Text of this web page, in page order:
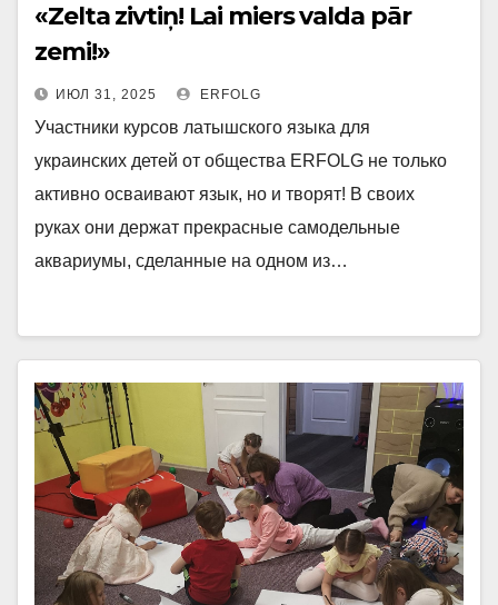
«Zelta zivtiņ! Lai miers valda pār
zemi!»
ИЮЛ 31, 2025 ERFOLG
Участники курсов латышского языка для
украинских детей от общества ERFOLG не только
активно осваивают язык, но и творят! В своих
руках они держат прекрасные самодельные
аквариумы, сделанные на одном из…